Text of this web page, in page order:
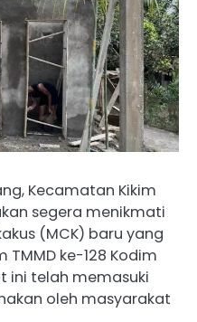
Kecamatan Kikim
segera menikmati
(MCK) baru yang
ke-128 Kodim
ini telah memasuki
oleh masyarakat